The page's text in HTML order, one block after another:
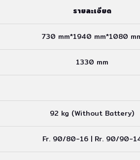
รายละเอียด
730 mm*1940 mm*1080
1330 mm
92 kg (Without Battery)
Fr. 90/80-16 | Rr. 90/90-